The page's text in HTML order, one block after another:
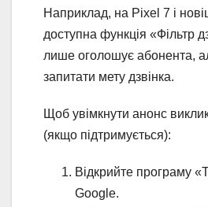
Наприклад, на Pixel 7 і
доступна функція «Фільтр
лише оголошує абонента,
запитати мету дзвінка.
Щоб увімкнути анонс
(якщо підтримується):
Відкрийте програму
Google.